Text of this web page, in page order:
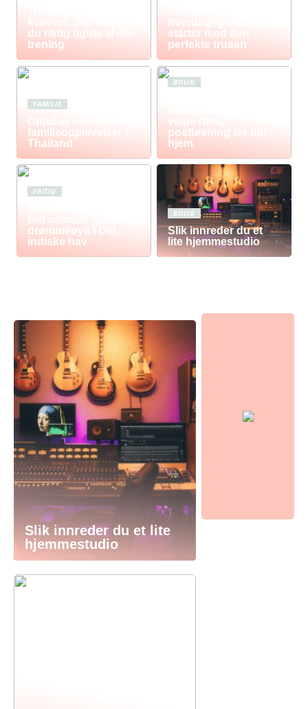
kvinner: Slik velger
du riktig tights til din
trening
hverdagsgarderoben
starter med den
perfekte trusen
FAMILIE
Oppdag eventyrlige
familieopplevelser i
Thailand
BOLIG
velge riktig
postløsning for ditt
hjem
FRITID
Din ultimate guide til
drømmeøya i Det
indiske hav
BOLIG
Slik innreder du et
lite hjemmestudio
Slik innreder du et lite
hjemmestudio